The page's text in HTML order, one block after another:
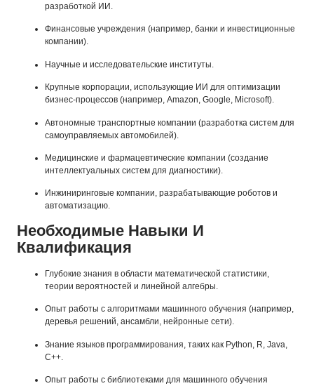
разработкой ИИ.
Финансовые учреждения (например, банки и инвестиционные
компании).
Научные и исследовательские институты.
Крупные корпорации, использующие ИИ для оптимизации
бизнес-процессов (например, Amazon, Google, Microsoft).
Автономные транспортные компании (разработка систем для
самоуправляемых автомобилей).
Медицинские и фармацевтические компании (создание
интеллектуальных систем для диагностики).
Инжиниринговые компании, разрабатывающие роботов и
автоматизацию.
Необходимые Навыки И
Квалификация
Глубокие знания в области математической статистики,
теории вероятностей и линейной алгебры.
Опыт работы с алгоритмами машинного обучения (например,
деревья решений, ансамбли, нейронные сети).
Знание языков программирования, таких как Python, R, Java,
C++.
Опыт работы с библиотеками для машинного обучения